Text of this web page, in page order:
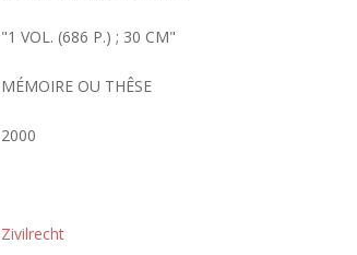
"1 VOL. (686 P.) ; 30 CM"
MÉMOIRE OU THÊSE
2000
Zivilrecht